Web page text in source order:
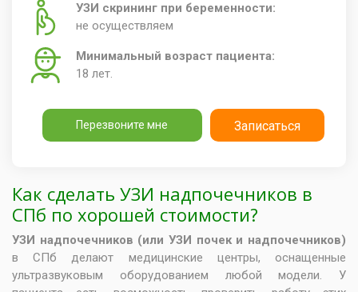
УЗИ скрининг при беременности:
не осуществляем
Минимальный возраст пациента:
18 лет.
Перезвоните мне Записаться
Как сделать УЗИ надпочечников в
СПб по хорошей стоимости?
УЗИ надпочечников (или УЗИ почек и надпочечников)
в СПб делают медицинские центры, оснащенные
ультразвуковым оборудованием любой модели. У